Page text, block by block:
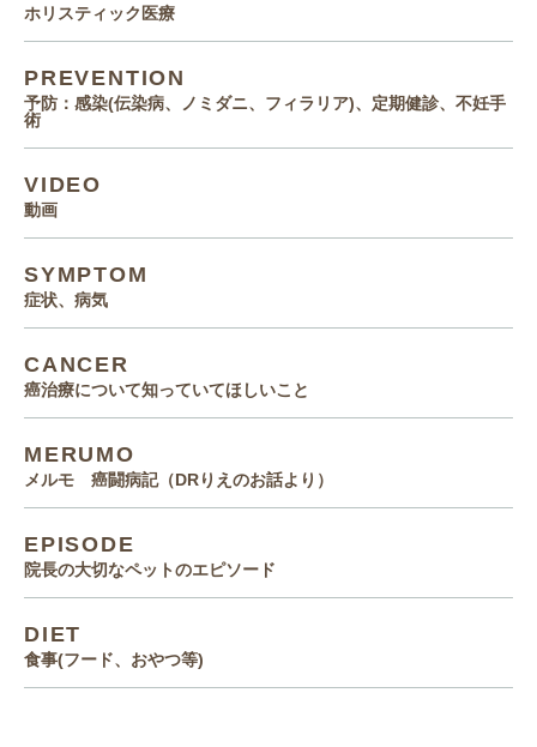
ホリスティック医療
PREVENTION
予防：感染(伝染病、ノミダニ、フィラリア)、定期健診、不妊手
術
VIDEO
動画
SYMPTOM
症状、病気
CANCER
癌治療について知っていてほしいこと
MERUMO
メルモ 癌闘病記（DRりえのお話より）
EPISODE
院長の大切なペットのエピソード
DIET
食事(フード、おやつ等)